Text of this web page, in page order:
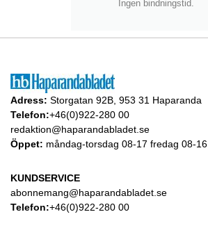
Ingen bindningstid.
Adress: Storgatan 92B, 953 31 Haparanda
Telefon:+46(0)922-280 00
redaktion@haparandabladet.se
Öppet: måndag-torsdag 08-17 fredag 08-16
KUNDSERVICE
abonnemang@haparandabladet.se
Telefon:+46(0)922-280 00